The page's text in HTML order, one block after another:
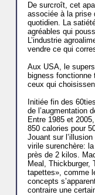
De surcroît, cet
associée à la prise
quotidien. La
agréables qui
L’industrie
vendre ce qui
Aux USA, le
bigness fonctionne
ceux qui
Initiée fin des
de l’augmentation
Entre 1985 et
850 calories pour
Jouant sur
virile surenchère:
près de 2 kilos.
Meal, Thickburger,
tapettes», comme
concepts
contraire une